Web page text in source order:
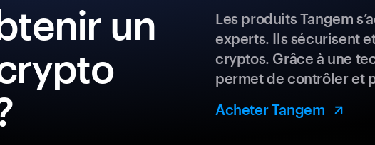
un
Les produits Tangem
experts. Ils sécurisent
cryptos. Grâce à une
permet de contrôler et
Acheter Tangem